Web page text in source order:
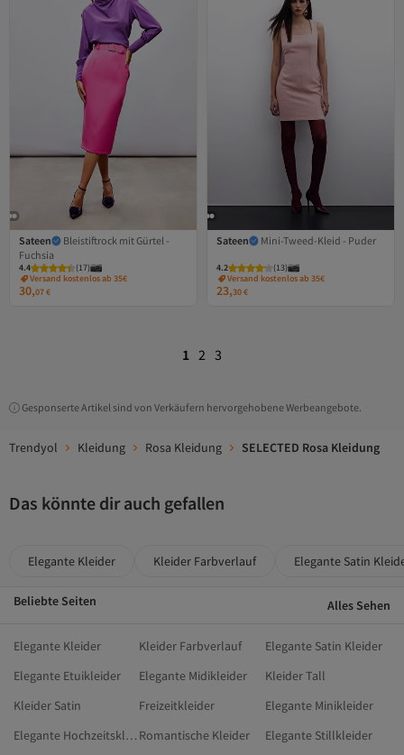
Sateen
Bleistiftrock mit Gürtel -
Fuchsia
4.4 (17)
Versand kostenlos ab 35€
30,07€
Sateen Mini-Tweed-Kleid - Puder
4.2 (13)
Versand kostenlos ab 35€
23,30€
1 2 3
Gesponserte Artikel sind von Verkäufern hervorgehobene Werbeangebote.
Trendyol Kleidung Rosa Kleidung SELECTED Rosa Kleidung
Das könnte dir auch gefallen
Elegante Kleider Kleider Farbverlauf Elegante Satin
Beliebte Seiten Alles Sehen
Elegante Kleider Kleider Farbverlauf
Elegante Satin Kleider
Elegante Etuikleider
Elegante Midikleider
Kleider Tall
Kleider Satin
Freizeitkleider
Elegante Minikleider
Elegante Hochzeitskleider Romantische Kleider
Elegante Stillkleider